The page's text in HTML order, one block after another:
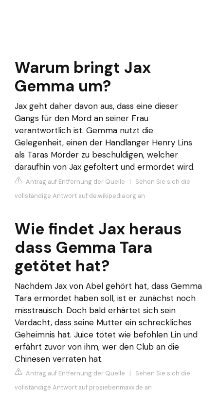
Warum bringt Jax
Gemma um?
Jax geht daher davon aus, dass eine dieser
Gangs für den Mord an seiner Frau
verantwortlich ist. Gemma nutzt die
Gelegenheit, einen der Handlanger Henry Lins
als Taras Mörder zu beschuldigen, welcher
daraufhin von Jax gefoltert und ermordet wird.
Antrag auf Entfernung der Quelle | Sehen Sie sich die
vollständige Antwort auf de.wikipedia.org an
Wie findet Jax heraus
dass Gemma Tara
getötet hat?
Nachdem Jax von Abel gehört hat, dass Gemma
Tara ermordet haben soll, ist er zunächst noch
misstrauisch. Doch bald erhärtet sich sein
Verdacht, dass seine Mutter ein schreckliches
Geheimnis hat. Juice tötet wie befohlen Lin und
erfährt zuvor von ihm, wer den Club an die
Chinesen verraten hat.
Antrag auf Entfernung der Quelle | Sehen Sie sich die
vollständige Antwort auf prosiebenmaxx.de an